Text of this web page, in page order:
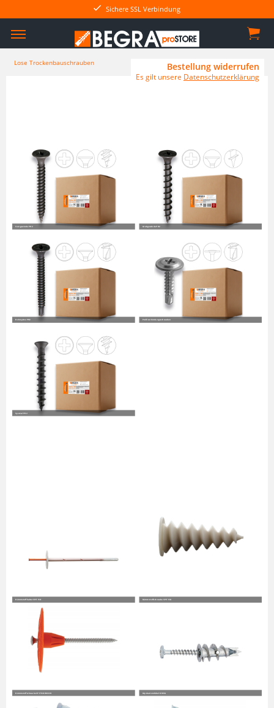
Sichere SSL Verbindung
Lose Trockenbauschrauben
Feingewinde PH2 Grobgewinde PH2
Bohrspitze PH2
Spezial PH2
Profilverbindungsschrauben
Dämmstoffhalter SPIT ISO Dämmstoffschraube SPIT ISD
Dämmstoffschraube SPIT ISOWOOD Gipskartondübel DRIVA
Bestellung widerrufen
Es gilt unsere Datenschutzerklärung